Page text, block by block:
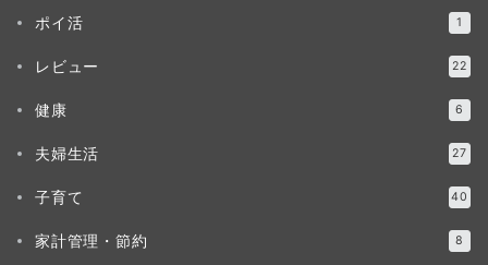
ポイ活
1
レビュー 22
健康 6
夫婦生活 27
子育て 40
家計管理・節約 8